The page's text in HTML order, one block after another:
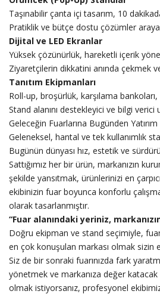
Taşınabilir çanta içi tasarım, 10
Pratiklik ve bütçe dostu çözümler
Dijital ve LED Ekranlar
Yüksek çözünürlük, hareketli içerik
Ziyaretçilerin dikkatini anında çekmek
Tanıtım Ekipmanları
Roll-up, broşürlük, karşılama
Stand alanını destekleyici ve bilgi verici
Geleceğin Fuarlarına Bugünden Yatırım
Geleneksel, hantal ve tek kullanımlık
Bugünün dünyası hız, estetik ve
Sattığımız her bir ürün, markanızın
şekilde yansıtmak, ürünlerinizi en
ekibinizin fuar boyunca konforlu
olarak tasarlanmıştır.
“Fuar alanındaki yeriniz,
Doğru ekipman ve stand seçimiyle,
en çok konuşulan markası olmak sizin
Siz de bir sonraki fuarınızda fark
yönetmek ve markanıza değer
olmak istiyorsanız, profesyonel